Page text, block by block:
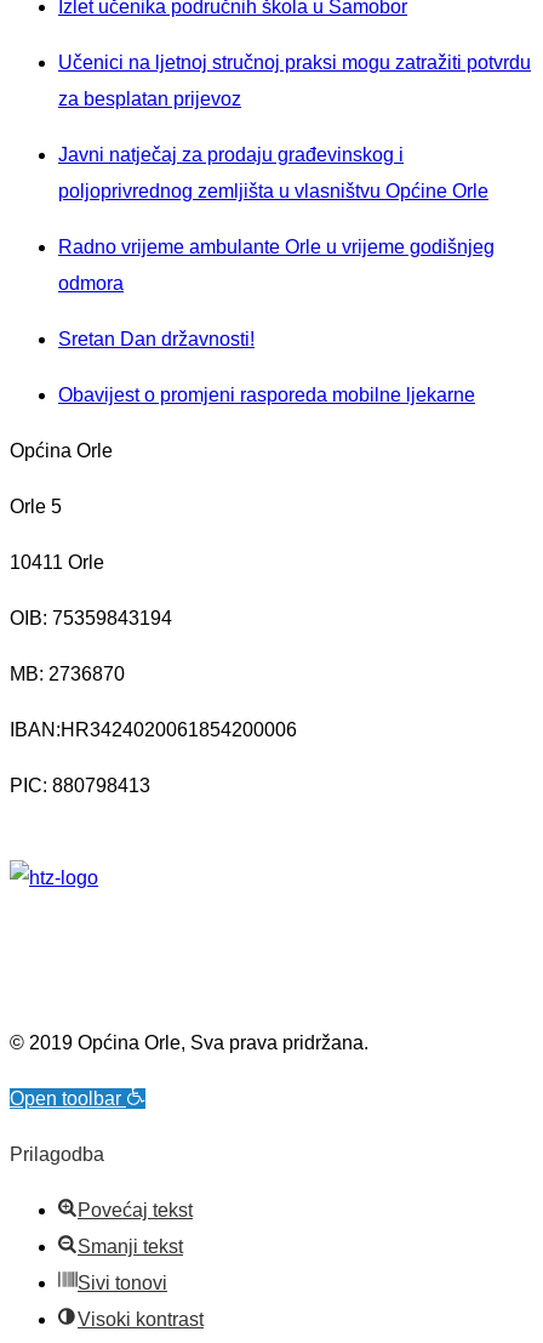
Izlet učenika područnih škola u Samobor
Učenici na ljetnoj stručnoj praksi mogu zatražiti potvrdu
za besplatan prijevoz
Javni natječaj za prodaju građevinskog i
poljoprivrednog zemljišta u vlasništvu Općine Orle
Radno vrijeme ambulante Orle u vrijeme godišnjeg
odmora
Sretan Dan državnosti!
Obavijest o promjeni rasporeda mobilne ljekarne
Općina Orle
Orle 5
10411 Orle
OIB: 75359843194
MB: 2736870
IBAN:HR3424020061854200006
PIC: 880798413
© 2019 Općina Orle, Sva prava pridržana.
Open toolbar
Prilagodba
Povećaj tekst
Smanji tekst
Sivi tonovi
Visoki kontrast